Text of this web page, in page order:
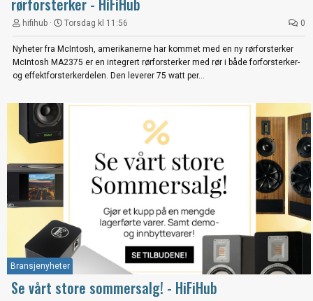
rørforsterker - HiFiHub
hifihub Torsdag kl 11:56 0
Nyheter fra McIntosh, amerikanerne har kommet med en ny rørforsterker
McIntosh MA2375 er en integrert rørforsterker med rør i både forforsterker-
og effektforsterkerdelen. Den leverer 75 watt per...
Bransjenyheter
Se vårt store sommersalg! - HiFiHub